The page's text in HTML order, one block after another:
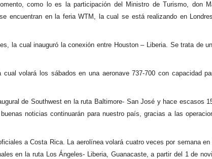
como lo es la participación del Ministro de Turismo, don
encuentran en la feria WTM, la cual se está realizando en
la cual inauguró la conexión entre Houston – Liberia. Se trata de
volará los sábados en una aeronave 737-700 con capacidad
de Southwest en la ruta Baltimore- San José y hace escasos
noticias continuarán para nuestro país, gracias a las
a Costa Rica. La aerolínea volará cuatro veces por semana en
en la ruta Los Ángeles- Liberia, Guanacaste, a partir del 1 de